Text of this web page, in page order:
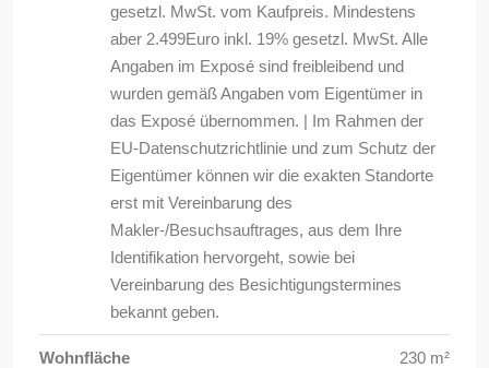
gesetzl. MwSt. vom Kaufpreis. Mindestens
aber 2.499Euro inkl. 19% gesetzl. MwSt. Alle
Angaben im Exposé sind freibleibend und
wurden gemäß Angaben vom Eigentümer in
das Exposé übernommen. | Im Rahmen der
EU-Datenschutzrichtlinie und zum Schutz der
Eigentümer können wir die exakten Standorte
erst mit Vereinbarung des
Makler-/Besuchsauftrages, aus dem Ihre
Identifikation hervorgeht, sowie bei
Vereinbarung des Besichtigungstermines
bekannt geben.
Wohnfläche 230 m²